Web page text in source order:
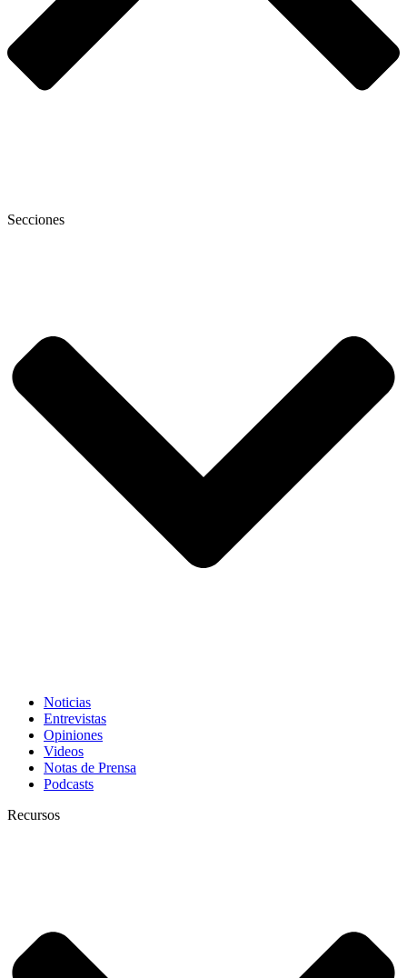
Secciones
Noticias
Entrevistas
Opiniones
Videos
Notas de Prensa
Podcasts
Recursos